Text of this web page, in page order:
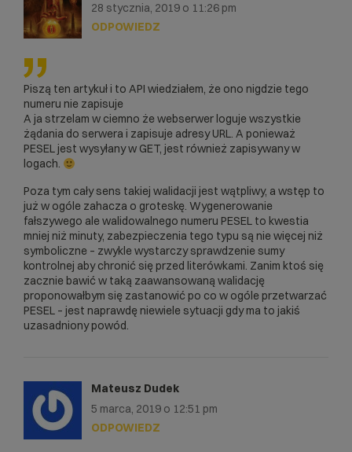
if ($dzien > $maxDays){
	$this-
>response['isBirthDateValid']=false;
	return;
}
if ($dzien <=0){
	$this-
>response['isBirthDateValid']=false;
	return;
}
$this-
$this-
>response['birthDate']=date_format(date_
create($this->dataPodana), 'Y-m-d');
}
function getAge(){
// Sprawdzenie wieku i daty urodzenia
osoby, a także czy jest to osoba, która
<>true) return;
if (empty($this-
>response['isBirthDateValid'])) return;
28 stycznia, 2019 o 11:26 pm
Piszą ten artykuł i to API wiedziałem, że ono nigdzie tego
numeru nie zapisuje
A ja strzelam w ciemno że webserwer loguje wszystkie
żądania do serwera i zapisuje adresy URL. A ponieważ
PESEL jest wysyłany w GET, jest również zapisywany w
logach.
Poza tym cały sens takiej walidacji jest wątpliwy, a wstęp to
już w ogóle zahacza o groteskę. Wygenerowanie
fałszywego ale walidowalnego numeru PESEL to kwestia
mniej niż minuty, zabezpieczenia tego typu są nie więcej niż
symboliczne – zwykle wystarczy sprawdzenie sumy
kontrolnej aby chronić się przed literówkami. Zanim ktoś się
zacznie bawić w taką zaawansowaną walidację
proponowałbym się zastanowić po co w ogóle przetwarzać
PESEL – jest naprawdę niewiele sytuacji gdy ma to jakiś
uzasadniony powód.
ODPOWIEDZ
Mateusz Dudek
5 marca, 2019 o 12:51 pm
ODPOWIEDZ